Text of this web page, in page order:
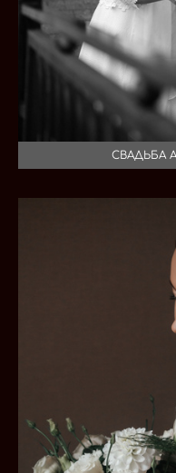
СВАДЬБА